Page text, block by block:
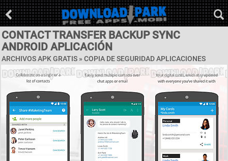
CONTACT TRANSFER BACKUP SYNC
ANDROID APLICACIÓN
ARCHIVOS APK GRATIS » COPIA DE SEGURIDAD APLICACIONES